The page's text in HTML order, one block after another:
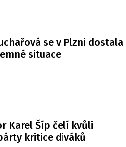
se v Plzni dostala
situace
Karel Šíp čelí kvůli
kritice diváků